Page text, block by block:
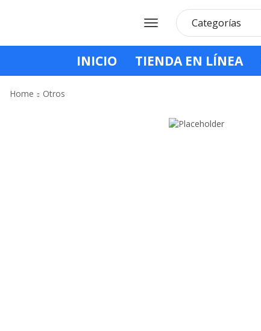
INICIO TIENDA EN LÍNEA
Home Otros